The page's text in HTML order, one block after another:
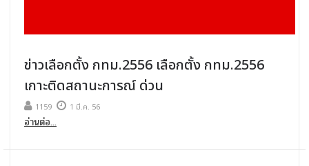
ข่าวเลือกตั้ง กทม.2556 เลือกตั้ง กทม.2556
เกาะติดสถานะการณ์ ด่วน
1159 1 มี.ค. 56
อ่านต่อ...